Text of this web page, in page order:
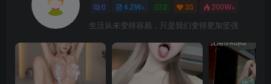
0 4.2W+ 2 35 200W+
生活从未变得容易，只是我们变得更加坚强